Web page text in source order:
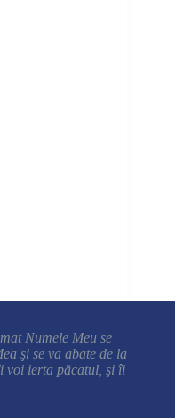
Numele Meu se
şi se va abate de la
voi ierta păcatul, şi îi